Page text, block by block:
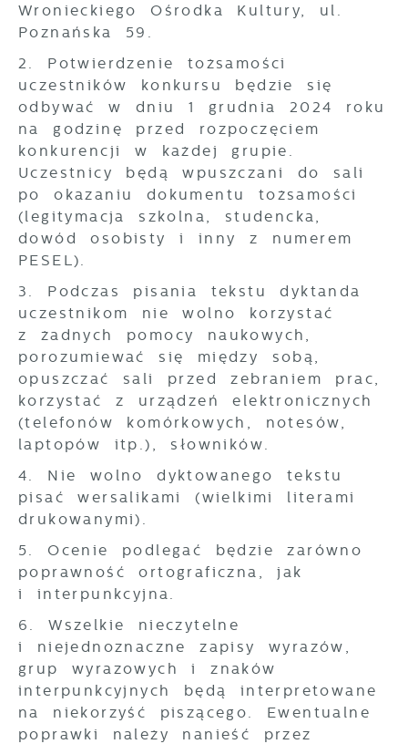
Wronieckiego Ośrodka Kultury, ul.
Poznańska 59.
2. Potwierdzenie tożsamości
uczestników konkursu będzie się
odbywać w dniu 1 grudnia 2024 roku
na godzinę przed rozpoczęciem
konkurencji w każdej grupie.
Uczestnicy będą wpuszczani do sali
po okazaniu dokumentu tożsamości
(legitymacja szkolna, studencka,
dowód osobisty i inny z numerem
PESEL).
3. Podczas pisania tekstu dyktanda
uczestnikom nie wolno korzystać
z żadnych pomocy naukowych,
porozumiewać się między sobą,
opuszczać sali przed zebraniem prac,
korzystać z urządzeń elektronicznych
(telefonów komórkowych, notesów,
laptopów itp.), słowników.
4. Nie wolno dyktowanego tekstu
pisać wersalikami (wielkimi literami
drukowanymi).
5. Ocenie podlegać będzie zarówno
poprawność ortograficzna, jak
i interpunkcyjna.
6. Wszelkie nieczytelne
i niejednoznaczne zapisy wyrazów,
grup wyrazowych i znaków
interpunkcyjnych będą interpretowane
na niekorzyść piszącego. Ewentualne
poprawki należy nanieść przez